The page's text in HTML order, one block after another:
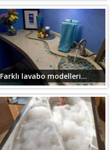
Farklı lavabo modelleri...